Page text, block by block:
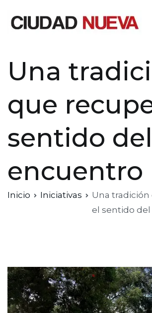
Una
que
sentido del
encuentro
Inicio Iniciativas
Una
el sentido